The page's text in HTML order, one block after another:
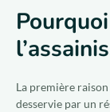
La première
desservie par un